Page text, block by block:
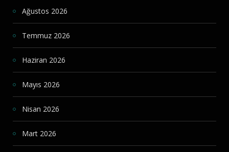
Ağustos 2026
Temmuz 2026
Haziran 2026
Mayıs 2026
Nisan 2026
Mart 2026